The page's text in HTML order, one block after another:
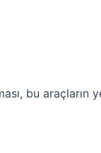
bu araçların